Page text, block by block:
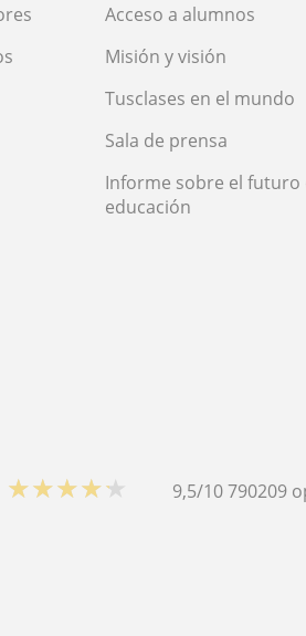
Acceso a alumnos
Misión y visión
Tusclases en el mundo
Sala de prensa
Informe sobre el futuro
educación
★★★★★ 9,5/10790209